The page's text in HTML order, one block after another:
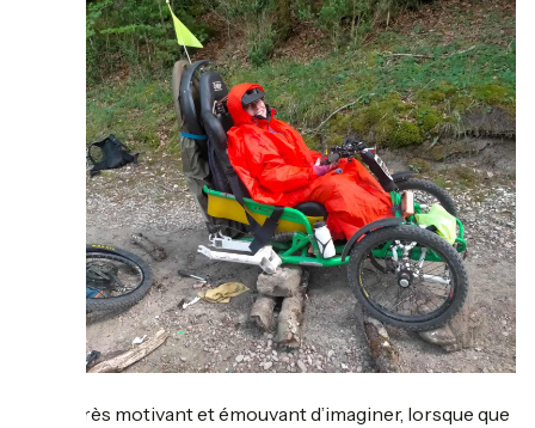
Ce fut très motivant et émouvant d’imaginer, lorsque que